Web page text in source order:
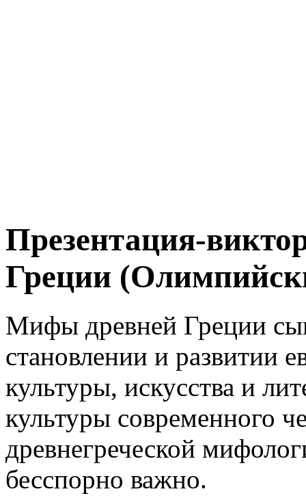
Презентация-
Греции
Мифы древней Греции
становлении и развитии
культуры, искусства и
культуры современного
древнегреческой
бесспорно важно.